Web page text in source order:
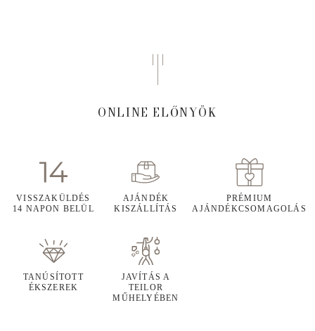
ONLINE ELŐNYÖK
VISSZAKÜLDÉS
14 NAPON BELÜL
AJÁNDÉK
KISZÁLLÍTÁS
PRÉMIUM
AJÁNDÉKCSOMAGOLÁS
TANÚSÍTOTT
ÉKSZEREK
JAVÍTÁS A
TEILOR
MŰHELYÉBEN